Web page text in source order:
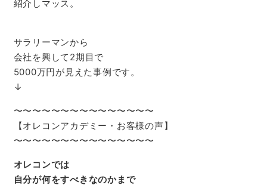
紹介しマッス。
サラリーマンから
会社を興して2期目で
5000万円が見えた事例です。
↓
〜〜〜〜〜〜〜〜〜〜〜〜〜〜〜
【オレコンアカデミー・お客様の声】
〜〜〜〜〜〜〜〜〜〜〜〜〜〜〜
オレコンでは
自分が何をすべきなのかまで